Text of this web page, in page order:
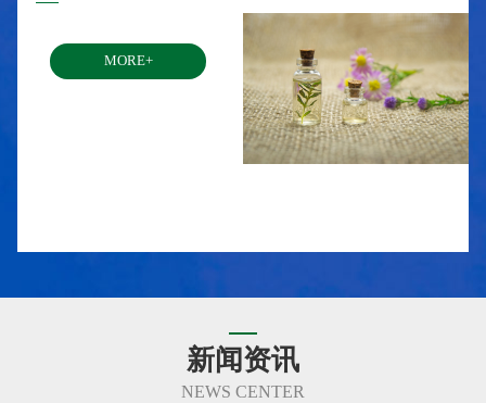
MORE+
新闻资讯
NEWS CENTER